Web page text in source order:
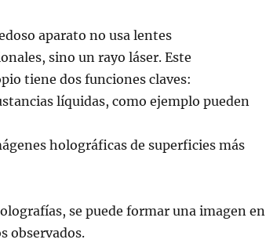
aparato no usa lentes
sino un rayo láser. Este
tiene dos funciones claves:
líquidas, como ejemplo pueden
holográficas de superficies más
se puede formar una imagen en
observados.